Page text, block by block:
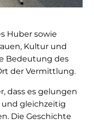
Huber sowie
Kultur und
Bedeutung des
der Vermittlung.
dass es gelungen
gleichzeitig
Die Geschichte